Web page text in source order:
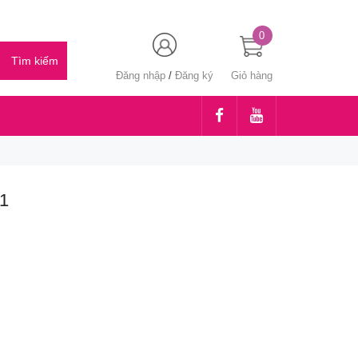
Đăng nhập / Đăng ký Giỏ hàng
0